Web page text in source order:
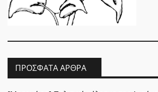
ΠΡΌΣΦΑΤΑ ΆΡΘΡΑ